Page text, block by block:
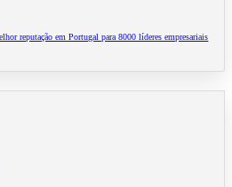
reputação em Portugal para 8000 líderes empresariais